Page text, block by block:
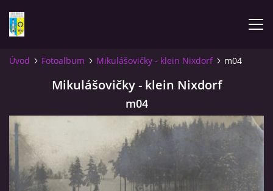
FOTOALBUM
KOMENTÁŘE
Úvod Fotoalbum Mikulášovičky - klein Nixdorf m04
Mikulášovičky - klein Nixdorf
m04